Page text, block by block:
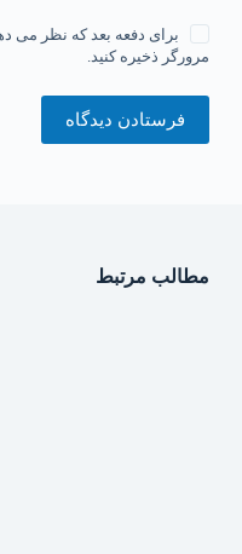
برای دفعه بعد که نظر می
مرورگر ذخیره کنید.
فرستادن دیدگاه
مطالب مرتبط